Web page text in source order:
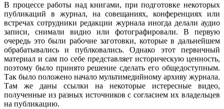
В процессе работы над книгами, при подготовке некоторых
публикаций в журнал, на совещаниях, конференциях или
встречах сотрудники редакции журнала иногда делали аудио
записи, снимали видио или фотографировали. В первую
очередь это были рабочие заготовки, которые в дальнейшем
обрабатывались и публковались. Однако этот первичный
материал и сам по себе представляет историческую ценность,
поэтому было принято решение сделать его общедоступным.
Так было положено начало мультимедийному архиву журнала.
Там же даны ссылки на некоторые истересные видео,
полученные из разных источников с согласием их владельцев
на публикацию.